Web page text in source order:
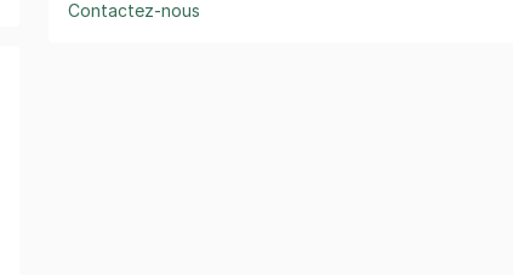
Contactez-nous